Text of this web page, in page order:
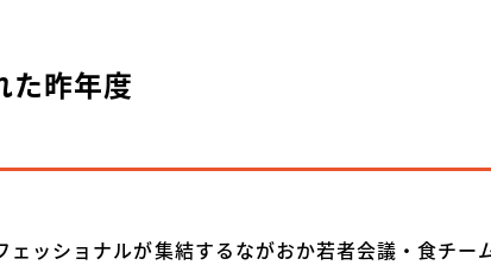
た昨年度
ェッショナルが集結するながおか若者会議・食チー